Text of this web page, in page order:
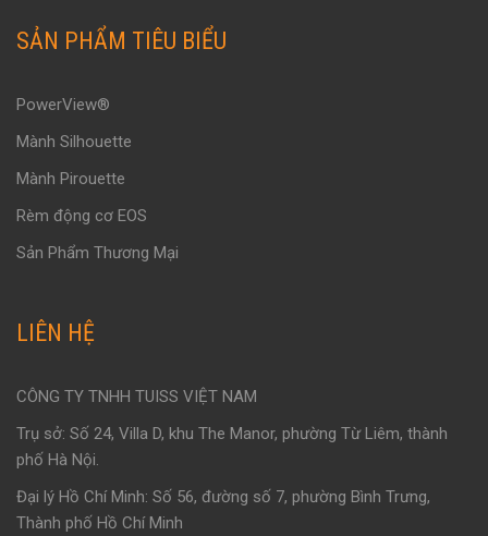
SẢN PHẨM TIÊU BIỂU
PowerView®
Mành Silhouette
Mành Pirouette
Rèm động cơ EOS
Sản Phẩm Thương Mại
LIÊN HỆ
CÔNG TY TNHH TUISS VIỆT NAM
Trụ sở: Số 24, Villa D, khu The Manor, phường Từ Liêm, thành
phố Hà Nội.
Đại lý Hồ Chí Minh: Số 56, đường số 7, phường Bình Trưng,
Thành phố Hồ Chí Minh